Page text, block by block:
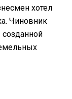
хотел
Чиновник